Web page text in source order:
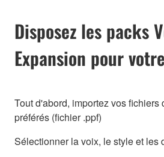
Disposez les packs
Expansion pour
Tout d'abord, importez vos fichiers
préférés (fichier .ppf)
Sélectionner la voix, le style et les